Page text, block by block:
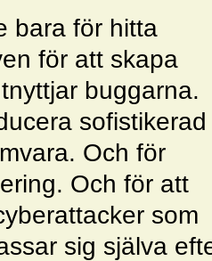
bara för hitta
för att skapa
buggarna.
sofistikerad
Och för
Och för att
som
sig själva